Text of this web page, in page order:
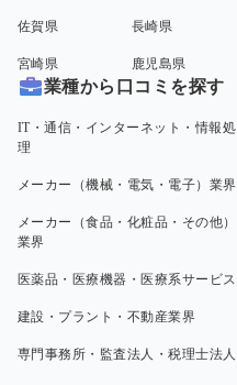
佐賀県 長崎県
宮崎県 鹿児島県
業種から口コミを探す
IT・通信・インターネット・情報処
理
メーカー（機械・電気・電子）業界
メーカー（食品・化粧品・その他）
業界
医薬品・医療機器・医療系サービス
建設・プラント・不動産業界
専門事務所・監査法人・税理士法人